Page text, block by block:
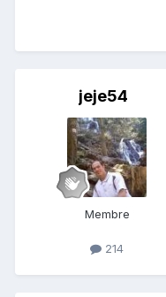
jeje54
Membre
214